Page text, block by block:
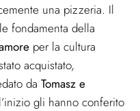
una pizzeria. Il
fondamenta della
per la cultura
acquistato,
da Tomasz e
gli hanno conferito